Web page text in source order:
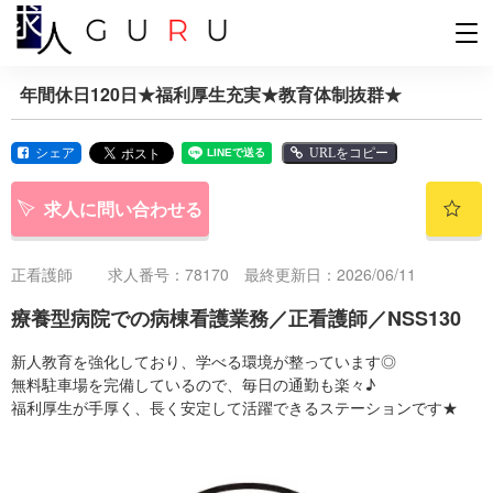
年間休日120日★福利厚生充実★教育体制抜群★
シェア URLをコピー
求人に問い合わせる
正看護師 求人番号：78170 最終更新日：2026/06/11
療養型病院での病棟看護業務／正看護師／NSS130
新人教育を強化しており、学べる環境が整っています◎
無料駐車場を完備しているので、毎日の通勤も楽々♪
福利厚生が手厚く、長く安定して活躍できるステーションです★